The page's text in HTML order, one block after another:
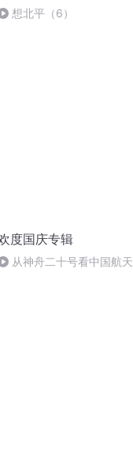
想北平（6）
度国庆专辑
从神舟二十号看中国航天